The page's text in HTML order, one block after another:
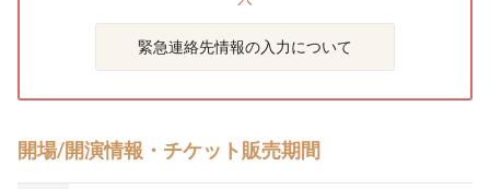
緊急連絡先情報の入力について
開場/開演情報・チケット販売期間